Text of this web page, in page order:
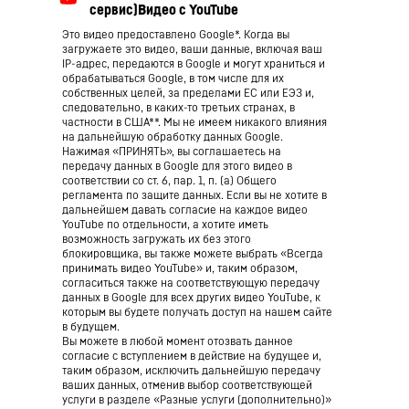
Это видео предоставлено Google*. Когда вы
загружаете это видео, ваши данные, включая ваш
IP-адрес, передаются в Google и могут храниться и
обрабатываться Google, в том числе для их
собственных целей, за пределами ЕС или ЕЭЗ и,
следовательно, в каких-то третьих странах, в
частности в США**. Мы не имеем никакого влияния
на дальнейшую обработку данных Google.
Нажимая «ПРИНЯТЬ», вы соглашаетесь на
передачу данных в Google для этого видео в
соответствии со ст. 6, пар. 1, п. (а) Общего
регламента по защите данных. Если вы не хотите в
дальнейшем давать согласие на каждое видео
YouTube по отдельности, а хотите иметь
возможность загружать их без этого
блокировщика, вы также можете выбрать «Всегда
принимать видео YouTube» и, таким образом,
согласиться также на соответствующую передачу
данных в Google для всех других видео YouTube, к
которым вы будете получать доступ на нашем сайте
в будущем.
Вы можете в любой момент отозвать данное
согласие с вступлением в действие на будущее и,
таким образом, исключить дальнейшую передачу
ваших данных, отменив выбор соответствующей
услуги в разделе «Разные услуги (дополнительно)»